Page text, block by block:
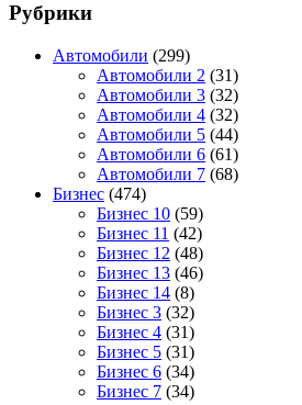
Рубрики
Автомобили (299)
Автомобили 2 (31)
Автомобили 3 (32)
Автомобили 4 (32)
Автомобили 5 (44)
Автомобили 6 (61)
Автомобили 7 (68)
Бизнес (474)
Бизнес 10 (59)
Бизнес 11 (42)
Бизнес 12 (48)
Бизнес 13 (46)
Бизнес 14 (8)
Бизнес 3 (32)
Бизнес 4 (31)
Бизнес 5 (31)
Бизнес 6 (34)
Бизнес 7 (34)